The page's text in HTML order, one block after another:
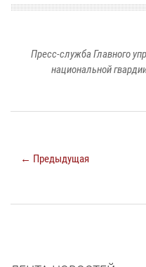
Пресс-служба Главного
национальной
← Предыдущая